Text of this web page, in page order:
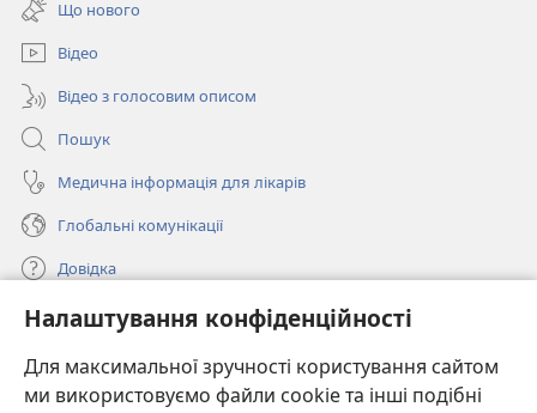
Налаштування конфіденційності
Для максимальної зручності користування сайтом
ми використовуємо файли cookie та інші подібні
новому
вікні)
Що нового
Відео
Відео з голосовим описом
Пошук
Медична інформація для лікарів
Глобальні комунікації
Довідка
Пожертви
(відкривається
у
новому
вікні)
ОНЛАЙН-БІБЛІОТЕКА Товариства «Вартова башта»™
(відкривається